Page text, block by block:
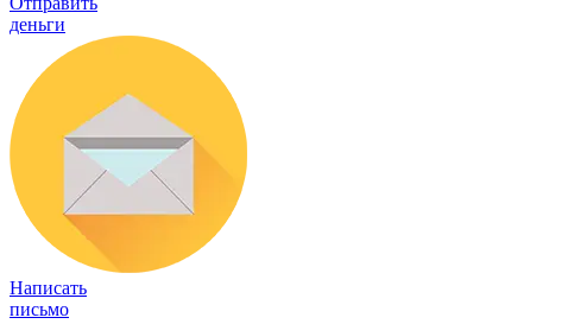
деньги
Написать
письмо